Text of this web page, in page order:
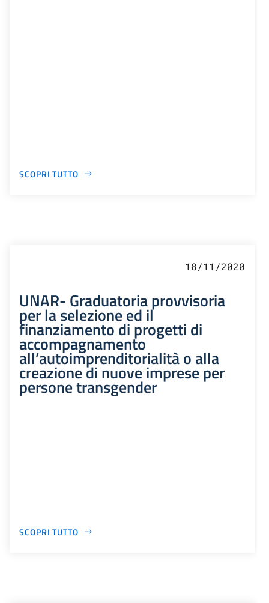
SCOPRI TUTTO
18/11/2020
UNAR- Graduatoria provvisoria
per la selezione ed il
finanziamento di progetti di
accompagnamento
all’autoimprenditorialità o alla
creazione di nuove imprese per
persone transgender
SCOPRI TUTTO